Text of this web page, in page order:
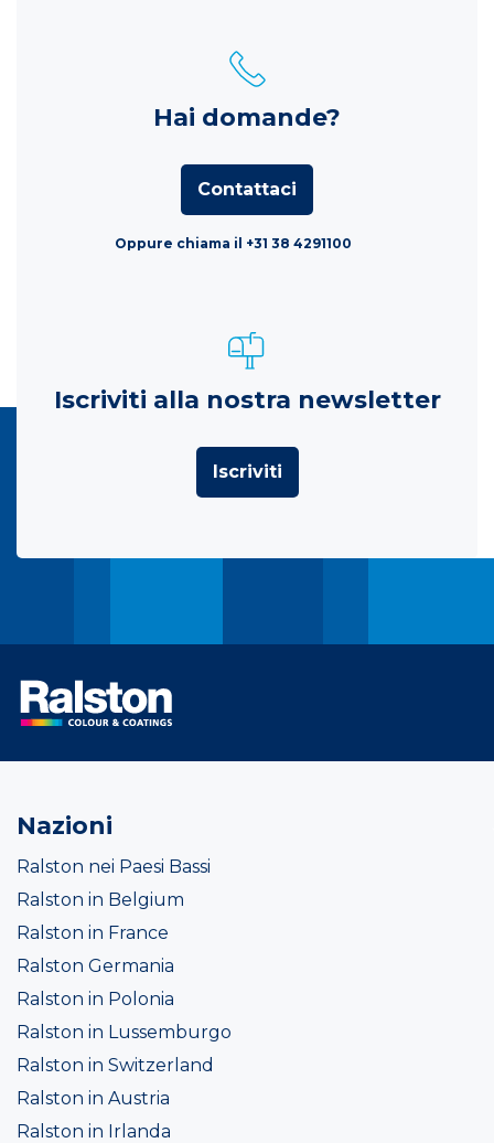
Hai domande?
Contattaci
Oppure chiama il +31 38 4291100
Iscriviti alla nostra newsletter
Iscriviti
Nazioni
Ralston nei Paesi Bassi
Ralston in Belgium
Ralston in France
Ralston Germania
Ralston in Polonia
Ralston in Lussemburgo
Ralston in Switzerland
Ralston in Austria
Ralston in Irlanda